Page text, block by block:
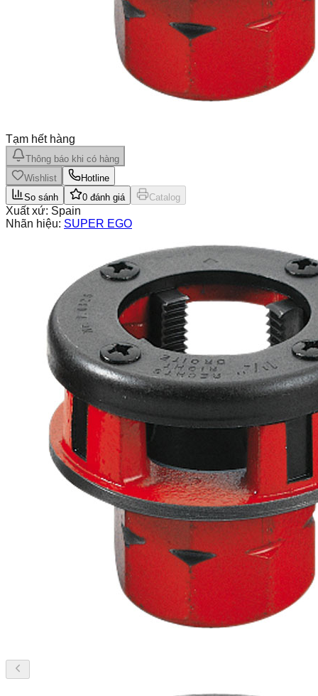
Tạm hết hàng
Thông báo khi có hàng
Wishlist
Hotline
So sánh
0 đánh giá Catalog
Xuất xứ: Spain
Nhãn hiệu: SUPER EGO